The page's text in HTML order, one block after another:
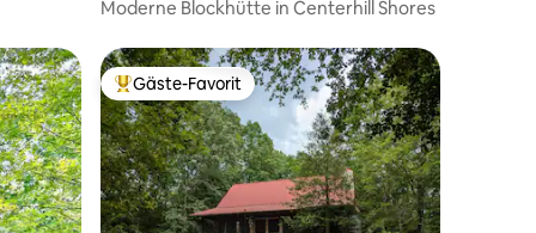
Moderne Blockhütte in Centerhill Shores
Beliebter Gäste-Favorit.
Gäste-Favorit